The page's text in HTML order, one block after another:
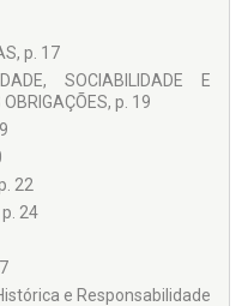
p. 17
SOCIABILIDADE E
p. 19
22
24
e Responsabilidade